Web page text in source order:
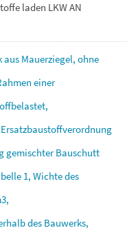
laden LKW AN
aus Mauerziegel, ohne
einer
Ersatzbaustoffverordnung
gemischterBauschutt
1, Wichtedes
des Bauwerks,